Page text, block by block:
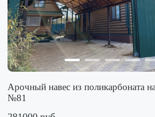
Арочный навес из поликарбоната
№81